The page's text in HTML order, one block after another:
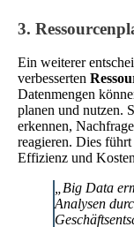
3.
Ein weiterer
verbesserten
Datenmengen
planen und nutzen.
erkennen,
reagieren. Dies
Effizienz und
„Big Data
Analysen